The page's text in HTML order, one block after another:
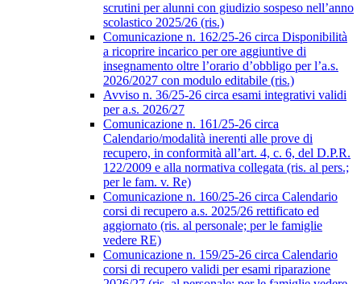
scrutini per alunni con giudizio sospeso nell’anno
scolastico 2025/26 (ris.)
Comunicazione n. 162/25-26 circa Disponibilità
a ricoprire incarico per ore aggiuntive di
insegnamento oltre l’orario d’obbligo per l’a.s.
2026/2027 con modulo editabile (ris.)
Avviso n. 36/25-26 circa esami integrativi validi
per a.s. 2026/27
Comunicazione n. 161/25-26 circa
Calendario/modalità inerenti alle prove di
recupero, in conformità all’art. 4, c. 6, del D.P.R.
122/2009 e alla normativa collegata (ris. al pers.;
per le fam. v. Re)
Comunicazione n. 160/25-26 circa Calendario
corsi di recupero a.s. 2025/26 rettificato ed
aggiornato (ris. al personale; per le famiglie
vedere RE)
Comunicazione n. 159/25-26 circa Calendario
corsi di recupero validi per esami riparazione